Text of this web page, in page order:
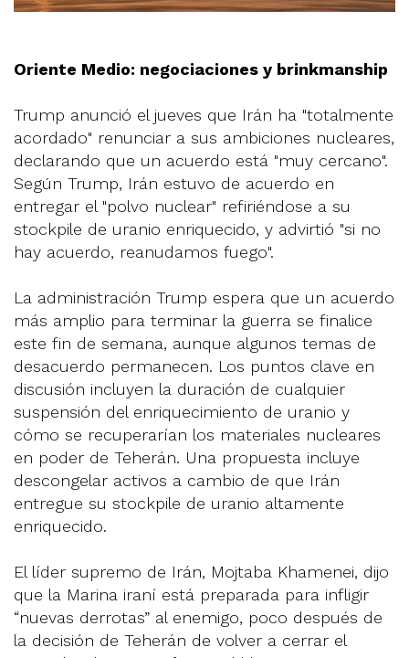
Oriente Medio: negociaciones y brinkmanship
Trump anunció el jueves que Irán ha "totalmente
acordado" renunciar a sus ambiciones nucleares,
declarando que un acuerdo está "muy cercano".
Según Trump, Irán estuvo de acuerdo en
entregar el "polvo nuclear" refiriéndose a su
stockpile de uranio enriquecido, y advirtió "si no
hay acuerdo, reanudamos fuego".
La administración Trump espera que un acuerdo
más amplio para terminar la guerra se finalice
este fin de semana, aunque algunos temas de
desacuerdo permanecen. Los puntos clave en
discusión incluyen la duración de cualquier
suspensión del enriquecimiento de uranio y
cómo se recuperarían los materiales nucleares
en poder de Teherán. Una propuesta incluye
descongelar activos a cambio de que Irán
entregue su stockpile de uranio altamente
enriquecido.
El líder supremo de Irán, Mojtaba Khamenei, dijo
que la Marina iraní está preparada para infligir
“nuevas derrotas” al enemigo, poco después de
la decisión de Teherán de volver a cerrar el